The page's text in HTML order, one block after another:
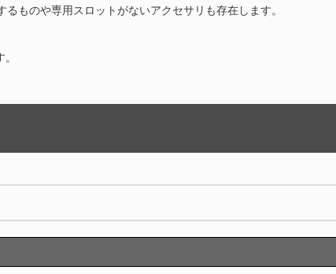
ものや専用スロットがないアクセサリも存在します。